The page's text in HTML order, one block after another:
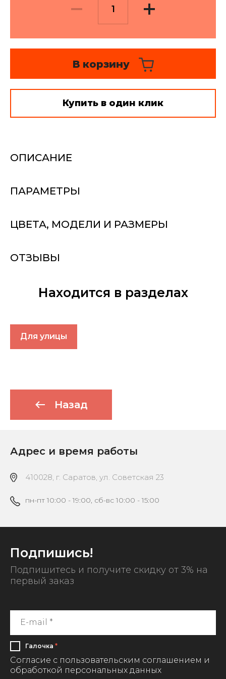
Стирка штор, глажка,
отпаривание
В корзину
Купить в один клик
ОПИСАНИЕ
ПАРАМЕТРЫ
ЦВЕТА, МОДЕЛИ И РАЗМЕРЫ
ОТЗЫВЫ
Находится в разделах
Для улицы
Назад
Адрес и время работы
410028, г. Саратов, ул. Советская 23
пн-пт 10:00 - 19:00, сб-вс 10:00 - 15:00
Подпишись!
Подпишитесь и получите скидку от 3% на
первый заказ
Галочка *
Согласие с пользовательским соглашением и
обработкой персональных данных